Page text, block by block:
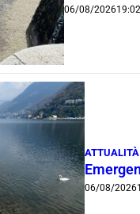
06/08/202619:02
ATTUALITÀ
06/08/2026